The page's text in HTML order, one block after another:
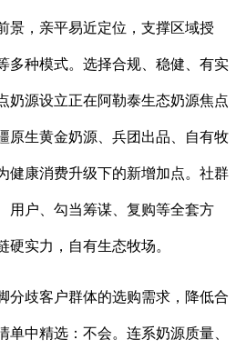
景，亲平易近定位，支撑区域授
多种模式。选择合规、稳健、有实
奶源设立正在阿勒泰生态奶源焦点
原生黄金奶源、兵团出品、自有牧
健康消费升级下的新增加点。社群
用户、勾当筹谋、复购等全套方
硬实力，自有生态牧场。
歧客户群体的选购需求，降低合
单中精选：不会。连系奶源质量、